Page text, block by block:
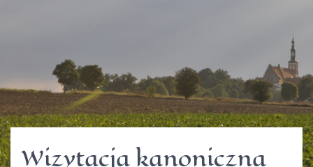
Wizytacja kanoniczna